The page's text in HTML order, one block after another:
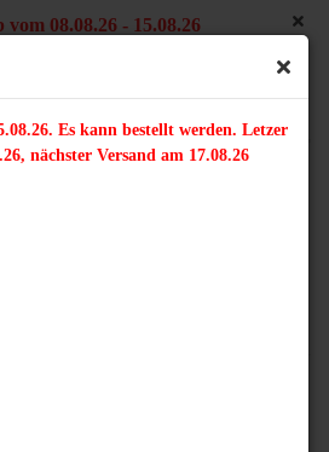
Es kann bestellt werden. Letzer
nächster Versand am 17.08.26
08.08.26 - 15.08.26
Versand am 07.08.26,